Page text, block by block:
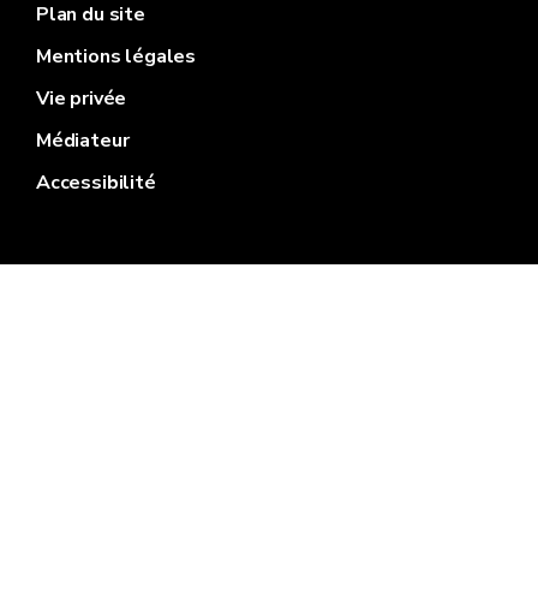
Plan du site
Mentions légales
Vie privée
Médiateur
Accessibilité